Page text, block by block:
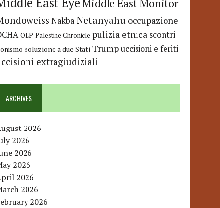
Middle East Monitor
Nakba Netanyahu occupazione
OLP Palestine Chronicle pulizia etnica scontri
soluzione a due Stati Trumpuccisioni e feriti
extragiudiziali
ARCHIVES
2026
2026
2026
2026
2026
2026
2026